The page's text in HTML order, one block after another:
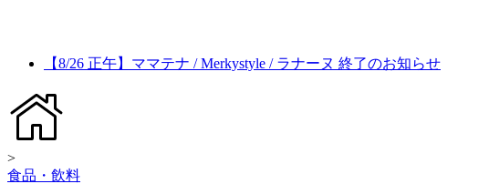
【8/26 正午】ママテナ / Merkystyle / ラナーヌ 終了のお知らせ
>
食品・飲料